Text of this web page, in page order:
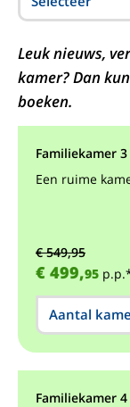
Leuk nieuws,
kamer? Dan
boeken.
Familiekamer
Een ruime
€ 549,95
€ 499,95
Aantal
Familiekamer